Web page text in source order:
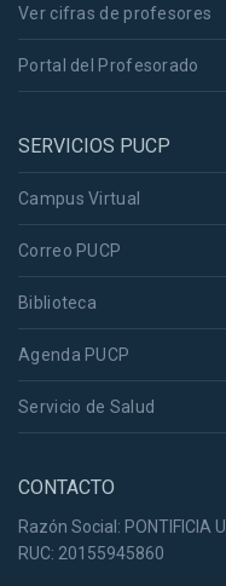
Ver cifras de profesores
Portal del Profesorado
SERVICIOS PUCP
Campus Virtual
Correo PUCP
Biblioteca
Agenda PUCP
Servicio de Salud
CONTACTO
Razón Social: PONTIFICIA
RUC: 20155945860